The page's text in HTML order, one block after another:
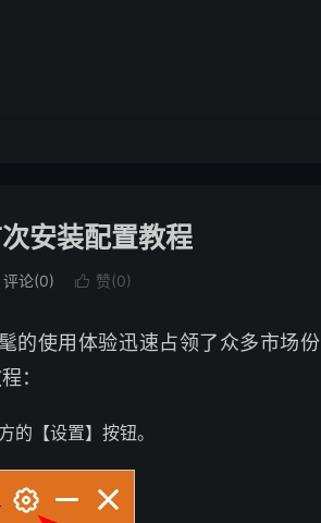
安装配置教程
评论(0)  赞(0)
的使用体验迅速占领了众多市场份
：
的【设置】按钮。